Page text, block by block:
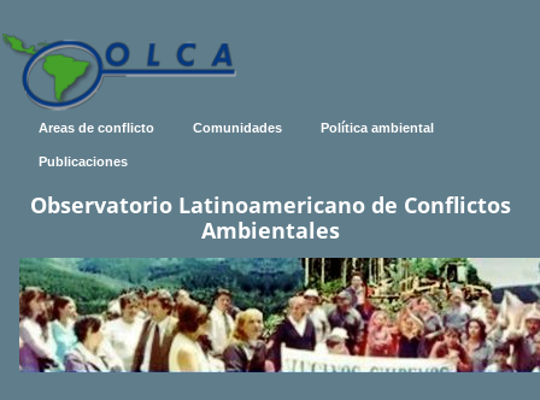
Areas de conflicto Comunidades Política ambiental
Publicaciones
Observatorio Latinoamericano de Conflictos
Ambientales